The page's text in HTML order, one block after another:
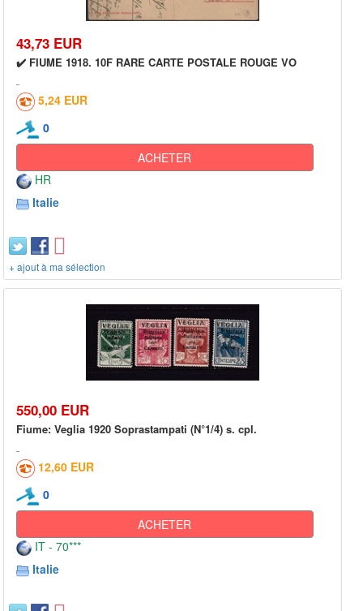
43,73 EUR
✔️ FIUME 1918. 10F RARE CARTE POSTALE ROUGE VO
5,24 EUR
0
ACHETER
HR
Italie
+ ajout à ma sélection
550,00 EUR
Fiume: Veglia 1920 Soprastampati (N°1/4) s. cpl.
12,60 EUR
0
ACHETER
IT - 70***
Italie